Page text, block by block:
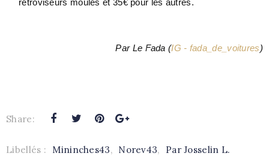
rétroviseurs moulés et 35€ pour les autres.
Par Le Fada(IG - fada_de_voitures)
Share:
Libellés : Mininches43, Norev43, Par Josselin L.